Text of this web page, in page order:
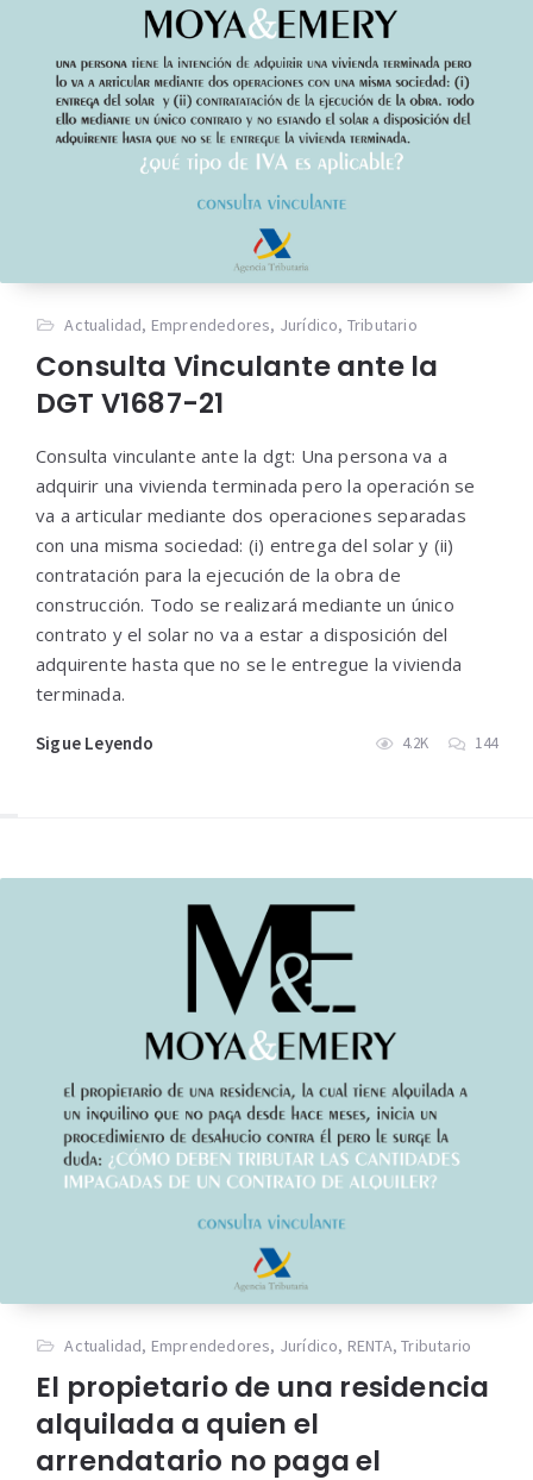
Actualidad, Emprendedores, Jurídico, Tributario
Consulta Vinculante ante la
DGT V1687-21
Consulta vinculante ante la dgt: Una persona va a
adquirir una vivienda terminada pero la operación se
va a articular mediante dos operaciones separadas
con una misma sociedad: (i) entrega del solar y (ii)
contratación para la ejecución de la obra de
construcción. Todo se realizará mediante un único
contrato y el solar no va a estar a disposición del
adquirente hasta que no se le entregue la vivienda
terminada.
Sigue Leyendo 4.2K 144
Actualidad, Emprendedores, Jurídico, RENTA,Tributario
El propietario de una residencia
alquilada a quien el
arrendatario no paga el